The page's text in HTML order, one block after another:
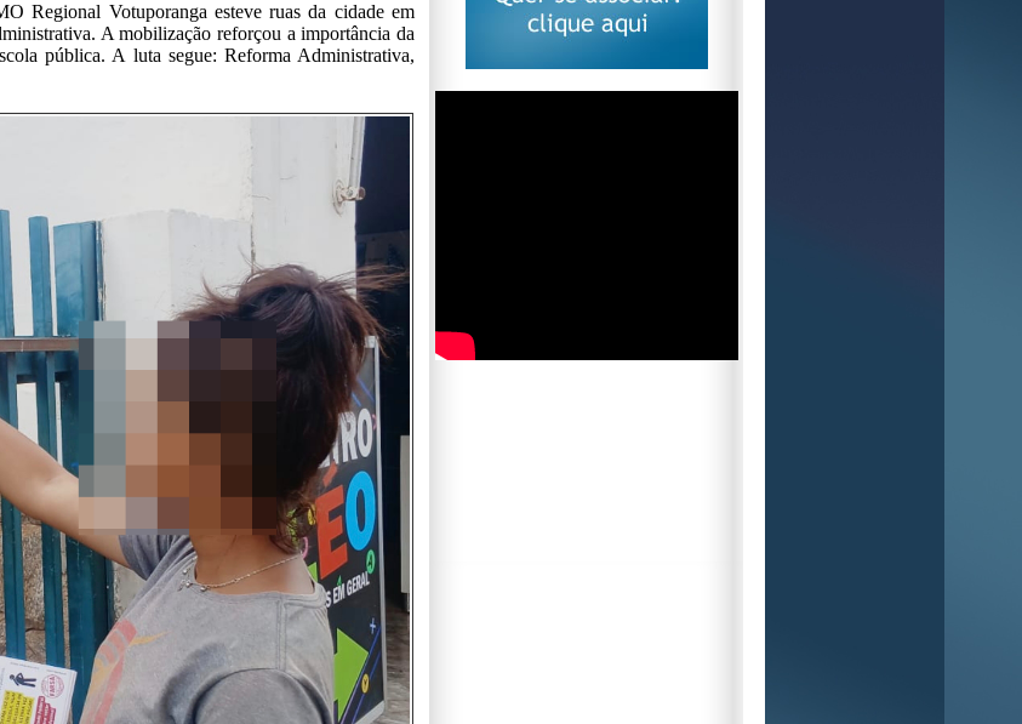
Regional Votuporanga esteve ruas da cidade em
A mobilização reforçou a importância da
pública. A luta segue: Reforma Administrativa,